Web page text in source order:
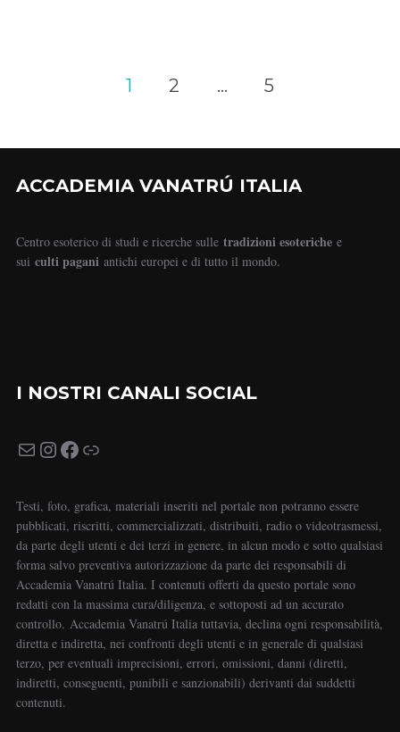
1 2 … 5
ACCADEMIA VANATRÚ ITALIA
Centro esoterico di studi e ricerche sulletradizioni esoterichee
sui culti pagani antichi europei e di tutto il mondo.
I NOSTRI CANALI SOCIAL
Testi, foto, grafica, materiali inseriti nel portale non potranno essere
pubblicati, riscritti, commercializzati, distribuiti, radio o videotrasmessi,
da parte degli utenti e dei terzi in genere, in alcun modo e sotto qualsiasi
forma salvo preventiva autorizzazione da parte dei responsabili di
Accademia Vanatrú Italia. I contenuti offerti da questo portale sono
redatti con la massima cura/diligenza, e sottoposti ad un accurato
controllo. Accademia Vanatrú Italia tuttavia, declina ogni responsabilità,
diretta e indiretta, nei confronti degli utenti e in generale di qualsiasi
terzo, per eventuali imprecisioni, errori, omissioni, danni (diretti,
indiretti, conseguenti, punibili e sanzionabili) derivanti dai suddetti
contenuti.